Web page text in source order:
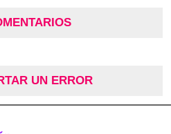
UN ERROR